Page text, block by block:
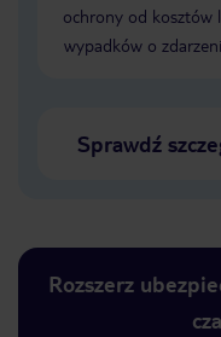
ochrony od kosztów
wypadków o
Sprawdź
Rozszerz